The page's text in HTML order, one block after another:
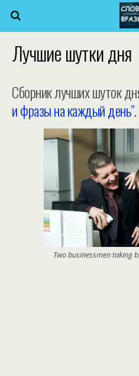
Лучшие шутки дня
Сборник лучших шуток
и фразы на каждый день”
Two businessmen taking